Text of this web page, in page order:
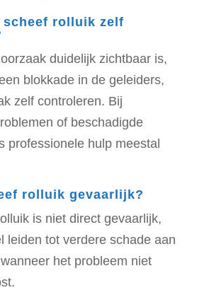
scheef rolluik zelf
duidelijk zichtbaar is,
blokkade in de geleiders,
zelf controleren. Bij
of beschadigde
professionele hulp meestal
rolluik gevaarlijk?
is niet direct gevaarlijk,
leiden tot verdere schade aan
het probleem niet